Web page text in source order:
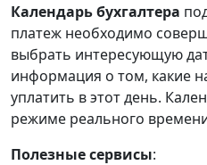
Календарьбухгалтера
платеж необходимо
выбрать интересующую
информация о том, какие
уплатить в этот день.
режиме реального
Полезные сервисы: